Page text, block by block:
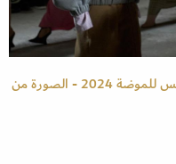
أجمل عروض اليوم الثالث من أسبوع باريس للموضة 2024 - الصورة من